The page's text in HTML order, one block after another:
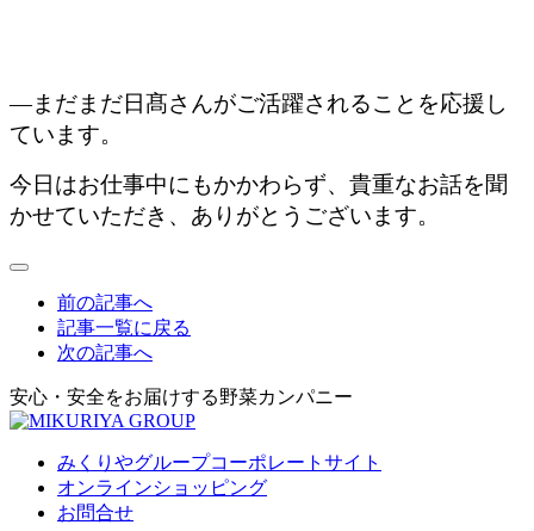
―まだまだ日髙さんがご活躍されることを応援し
ています。
今日はお仕事中にもかかわらず、貴重なお話を聞
かせていただき、ありがとうございます。
前の記事へ
記事一覧に戻る
次の記事へ
安心・安全をお届けする野菜カンパニー
みくりやグループコーポレートサイト
オンラインショッピング
お問合せ